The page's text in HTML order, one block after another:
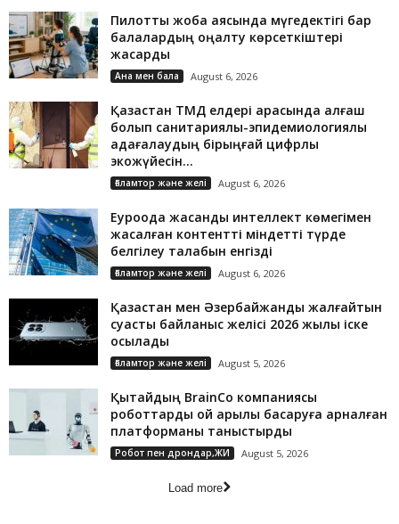
Пилоттық жоба аясында мүгедектігі бар
балалардың оңалту көрсеткіштері
жақсарды
Ана мен бала August 6, 2026
Қазақстан ТМД елдері арасында алғаш
болып санитариялық-эпидемиологиялық
қадағалаудың бірыңғай цифрлық
экожүйесін...
Ғаламтор және желі August 6, 2026
Еуроодақ жасанды интеллект көмегімен
жасалған контентті міндетті түрде
белгілеу талабын енгізді
Ғаламтор және желі August 6, 2026
Қазақстан мен Әзербайжанды жалғайтын
суасты байланыс желісі 2026 жылы іске
қосылады
Ғаламтор және желі August 5, 2026
Қытайдың BrainCo компаниясы
роботтарды ой арқылы басқаруға арналған
платформаны таныстырды
Робот пен дрондар,ЖИ August 5, 2026
Load more